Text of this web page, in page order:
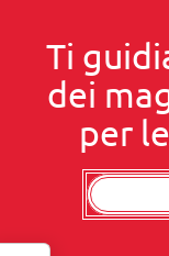
Ti
dei
per